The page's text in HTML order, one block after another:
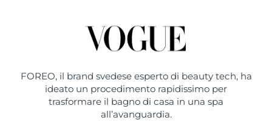
FOREO, il brand svedese esperto di beauty tech, ha
ideato un procedimento rapidissimo per
trasformare il bagno di casa in una spa
all’avanguardia.